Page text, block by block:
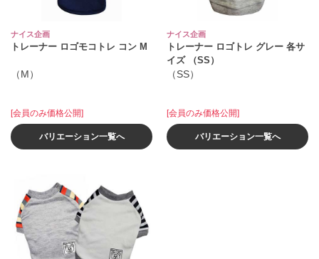
ナイス企画
トレーナー ロゴモコトレ コン M
（M）
[会員のみ価格公開]
バリエーション一覧へ
ナイス企画
トレーナー ロゴトレ グレー 各サ
イズ （SS）
（SS）
[会員のみ価格公開]
バリエーション一覧へ